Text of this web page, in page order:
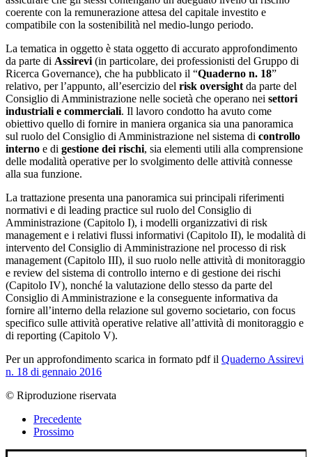
coerente con la remunerazione attesa del capitale investito e
compatibile con la sostenibilità nel medio-lungo periodo.
La tematica in oggetto è stata oggetto di accurato approfondimento
da parte di Assirevi (in particolare, dei professionisti del Gruppo di
Ricerca Governance), che ha pubblicato il “Quaderno n. 18”
relativo, per l’appunto, all’esercizio del risk oversight da parte del
Consiglio di Amministrazione nelle società che operano nei settori
industriali e commerciali. Il lavoro condotto ha avuto come
obiettivo quello di fornire in maniera organica sia una panoramica
sul ruolo del Consiglio di Amministrazione nel sistema di controllo
interno e di gestione dei rischi, sia elementi utili alla comprensione
delle modalità operative per lo svolgimento delle attività connesse
alla sua funzione.
La trattazione presenta una panoramica sui principali riferimenti
normativi e di leading practice sul ruolo del Consiglio di
Amministrazione (Capitolo I), i modelli organizzativi di risk
management e i relativi flussi informativi (Capitolo II), le modalità di
intervento del Consiglio di Amministrazione nel processo di risk
management (Capitolo III), il suo ruolo nelle attività di monitoraggio
e review del sistema di controllo interno e di gestione dei rischi
(Capitolo IV), nonché la valutazione dello stesso da parte del
Consiglio di Amministrazione e la conseguente informativa da
fornire all’interno della relazione sul governo societario, con focus
specifico sulle attività operative relative all’attività di monitoraggio e
di reporting (Capitolo V).
Per un approfondimento scarica in formato pdf il Quaderno Assirevi
n. 18 di gennaio 2016
© Riproduzione riservata
Precedente
Prossimo